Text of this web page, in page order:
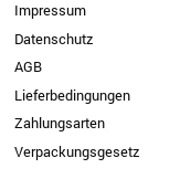
Impressum
Datenschutz
AGB
Lieferbedingungen
Zahlungsarten
Verpackungsgesetz